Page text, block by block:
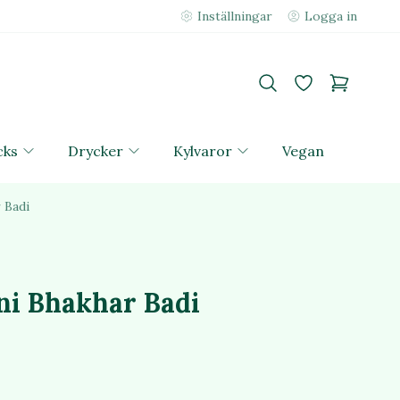
Inställningar Logga in
Drycker Kylvaror Vegan
Bhakhar Badi